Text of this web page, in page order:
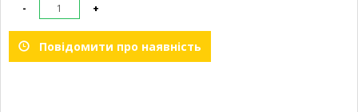
- +
Повідомити про наявність